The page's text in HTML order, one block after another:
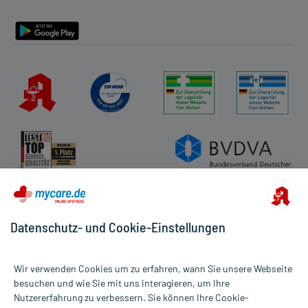
Alle Preise gelten inkl. MwSt., ggf. zzgl. Versandkosten
Datenschutz- und Cookie-Einstellungen
Wir verwenden Cookies um zu erfahren, wann Sie unsere Webseite
besuchen und wie Sie mit uns interagieren, um Ihre
Nutzererfahrung zu verbessern. Sie können Ihre Cookie-